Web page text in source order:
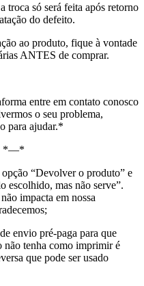
troca só será feita após retorno
do defeito.
ao produto, fique à vontade
ANTES de comprar.
entre em contato conosco
o seu problema,
para ajudar.*
*—*
“Devolver o produto” e
escolhido, mas não serve”.
impacta em nossa
envio pré-paga para que
não tenha como imprimir é
que pode ser usado